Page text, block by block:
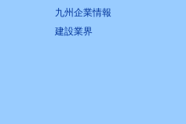
九州企業情報
建設業界